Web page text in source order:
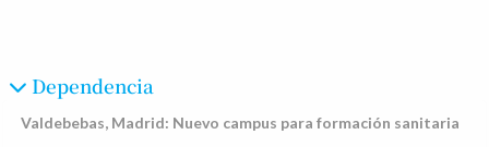
Dependencia
Valdebebas, Madrid: Nuevo campus para formación sanitaria